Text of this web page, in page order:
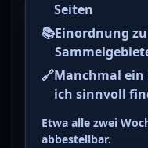
Seiten
📚Einordnung
🔗Manchmal ein
ich sinnvoll
Etwa alle zwei
abbestellbar.
Briefmarke
Reich (DR)
im Kreis 50
ein Treffer